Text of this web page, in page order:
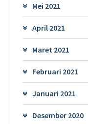
Mei 2021
April 2021
Maret 2021
Februari 2021
Januari 2021
Desember 2020